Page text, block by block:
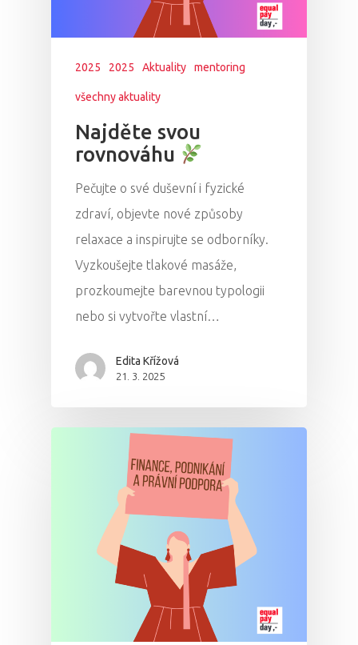
2025 2025 Aktuality mentoring
všechny aktuality
Najděte svou
rovnováhu
Pečujte o své duševní i fyzické
zdraví, objevte nové způsoby
relaxace a inspirujte se odborníky.
Vyzkoušejte tlakové masáže,
prozkoumejte barevnou typologii
nebo si vytvořte vlastní…
Edita Křížová
21. 3. 2025